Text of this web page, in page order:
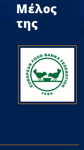
Μέλος
της